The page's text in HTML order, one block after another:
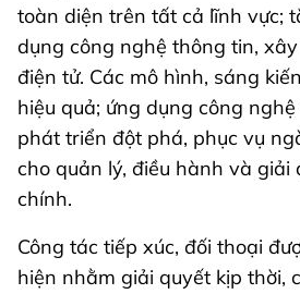
toàn diện trên tất cả lĩnh vực;
dụng công nghệ thông tin,
điện tử. Các mô hình, sáng
hiệu quả; ứng dụng công
phát triển đột phá, phục vụ
cho quản lý, điều hành và giải
chính.
Công tác tiếp xúc, đối thoại
hiện nhằm giải quyết kịp thời,